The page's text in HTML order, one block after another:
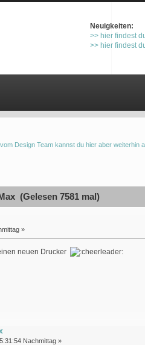
Neuigkeiten:
>> hier findest
>> hier findest
Design Team kannst du hier aber weiterhin
(Gelesen 7581 mal)
»
neuen Drucker
Nachmittag »